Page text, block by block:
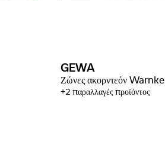
GEWA
Ζώνες ακορντεόν Warnke
+2 παραλλαγές προϊόντος